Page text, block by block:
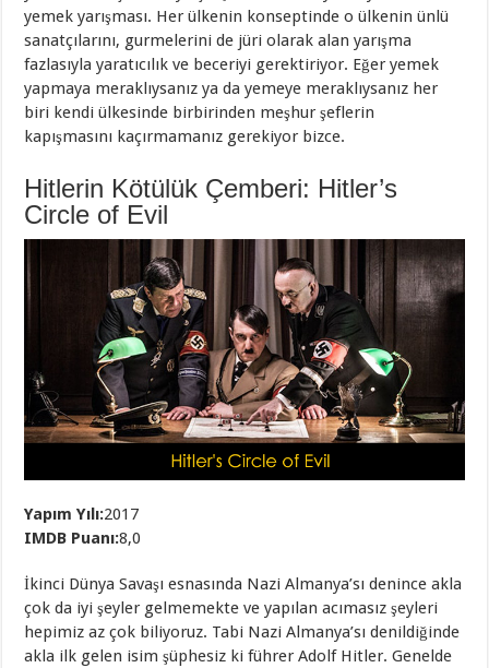
yemek yarışması. Her ülkenin konseptinde o ülkenin ünlü
sanatçılarını, gurmelerini de jüri olarak alan yarışma
fazlasıyla yaratıcılık ve beceriyi gerektiriyor. Eğer yemek
yapmaya meraklıysanız ya da yemeye meraklıysanız her
biri kendi ülkesinde birbirinden meşhur şeflerin
kapışmasını kaçırmamanız gerekiyor bizce.
Hitlerin Kötülük Çemberi: Hitler’s
Circle of Evil
Yapım Yılı:2017
IMDB Puanı:8,0
İkinci Dünya Savaşı esnasında Nazi Almanya’sı denince akla
çok da iyi şeyler gelmemekte ve yapılan acımasız şeyleri
hepimiz az çok biliyoruz. Tabi Nazi Almanya’sı denildiğinde
akla ilk gelen isim şüphesiz ki führer Adolf Hitler. Genelde